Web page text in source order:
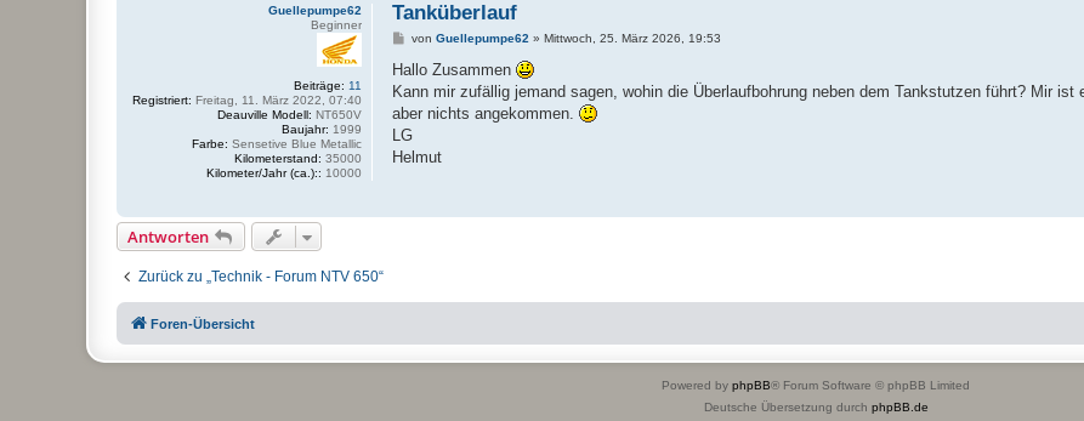
Guellepumpe62
Beginner
Beiträge: 11
Registriert: Freitag, 11. März 2022, 07:40
Deauville Modell: NT650V
Baujahr: 1999
Farbe: Sensetive Blue Metallic
Kilometerstand: 35000
Kilometer/Jahr (ca.):: 10000
Tanküberlauf
B
i
r
a
von Guellepumpe62 » Mittwoch, 25. März 2026, 19:53
Hallo Zusammen
Kann mir zufällig jemand sagen, wohin die Überlaufbohrung neben dem Tankstutzen führt? Mir
aber nichts angekommen.
LG
Helmut
Antworten
Zurück zu „Technik - Forum NTV 650“
Foren-Übersicht
Powered by phpBB® Forum Software © phpBB Limited
Deutsche Übersetzung durch phpBB.de